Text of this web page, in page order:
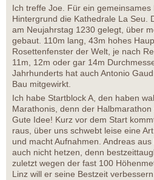
Ich treffe Joe. Für ein gemeinsames
Hintergrund die Kathedrale La Seu.
am Neujahrstag 1230 gelegt, über
gebaut. 110m lang, 43m hohes
Rosettenfenster der Welt, je nach
11m, 12m oder gar 14m
Jahrhunderts hat auch Antonio
Bau mitgewirkt.
Ich habe Startblock A, den haben
Marathonis, denn der
Gute Idee! Kurz vor dem Start
raus, über uns schwebt leise eine
und macht Aufnahmen. Andreas
auch nicht hetzen, denn
zuletzt wegen der fast 100
Linz will er seine Bestzeit